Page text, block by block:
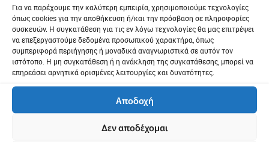
Για να παρέχουμε την καλύτερη εμπειρία, χρησιμοποιούμε τεχνολογίες
όπως cookies για την αποθήκευση ή/και την πρόσβαση σε πληροφορίες
συσκευών. Η συγκατάθεση για τις εν λόγω τεχνολογίες θα μας επιτρέψει
να επεξεργαστούμε δεδομένα προσωπικού χαρακτήρα, όπως
συμπεριφορά περιήγησης ή μοναδικά αναγνωριστικά σε αυτόν τον
ιστότοπο. Η μη συγκατάθεση ή η ανάκληση της συγκατάθεσης, μπορεί να
επηρεάσει αρνητικά ορισμένες λειτουργίες και δυνατότητες.
Αποδοχή
Δεν αποδέχομαι
Κώστας Μπάλτας – Γιώτα Καραίσκου –
Κατερίνα Σταθάτου: 2111026277 & 2102117240
(Δευτέρα – Παρασκευή: 10:00 -19:00). Εmail
Τμήματος Ομαδικών Κρατήσεων:
reservations@a-th.gr